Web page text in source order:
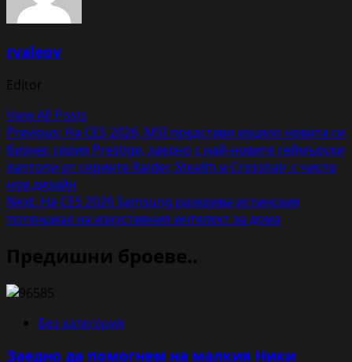
rvaleov
Editor
View All Posts
Post
navigation
Previous: На CES 2026, MSI представи изцяло новата си
бизнес серия Prestige, заедно с най-новите геймърски
лаптопи от сериите Raider, Stealth и Crosshair с чисто
нов дизайн
Next: На CES 2026 Samsung разкрива истинския
потенциал на изкуствения интелект за дома
Предишни броеве..
Без категория
Заедно да помогнем на малкия Ники